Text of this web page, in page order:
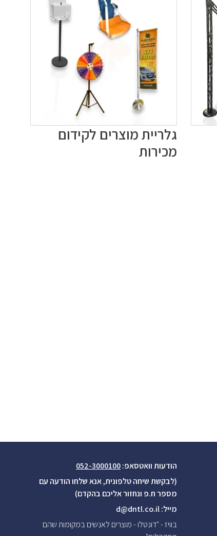
גלריית מוצרים לקידום
מכירות
הודעות וואטסאפ:052-3000100
(לבקשת שיחה טלפונית, אנא שלחו הודעה עם
מספר ח.פ ונחזור אליכם בהקדם)
מייל:d@dntl.co.il
בוויז - "דונטלו - מוצרים לאנשים במקומות שהם